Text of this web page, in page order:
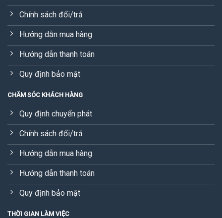
Chính sách đổi/trả
Hướng dẫn mua hàng
Hướng dẫn thanh toán
Quy định bảo mật
CHĂM SÓC KHÁCH HÀNG
Quy định chuyển phát
Chính sách đổi/trả
Hướng dẫn mua hàng
Hướng dẫn thanh toán
Quy định bảo mật
THỜI GIAN LÀM VIỆC